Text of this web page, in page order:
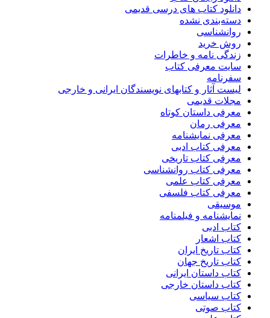
دانلود کتاب های درسی قدیمی
دسته‌بندی نشده
روانشناسی
روش خرید
زندگی نامه و خاطرات
سایت معرفی کتاب
سفرنامه
لیست آثار و کتابهای نویسندگان ایرانی و خارجی
مجلات قدیمی
معرفی داستان کوتاه
معرفی رمان
معرفی نمایشنامه
معرفی کتاب ادبی
معرفی کتاب تاریخی
معرفی کتاب روانشناسی
معرفی کتاب علمی
معرفی کتاب فلسفی
موسیقی
نمایشنامه و فیلمنامه
کتاب ادبی
کتاب اشعار
کتاب تاریخ ایران
کتاب تاریخ جهان
کتاب داستان ایرانی
کتاب داستان خارجی
کتاب سیاسی
کتاب صوتی